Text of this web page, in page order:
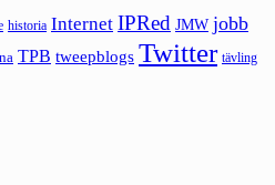
historia Internet IPRed JMW jobb
TPB tweepblogs Twitter tävling